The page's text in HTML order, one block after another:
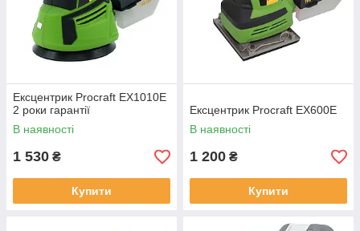
Ексцентрик Procraft EX1010E
2 роки гарантії
В наявності
1 530 ₴
Купити
Ексцентрик Procraft EX600E
В наявності
1 200 ₴
Купити